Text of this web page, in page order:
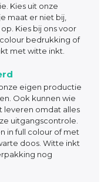
Kies uit onze
maat er niet bij,
Kies bij ons voor
bedrukking of
met witte inkt.
eigen productie
Ook kunnen wie
leveren omdat alles
uitgangscontrole.
in full colour of met
doos. Witte inkt
nog